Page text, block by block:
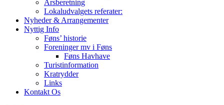
Årsberetning
Lokaludvalgets referater:
Nyheder & Arrangementer
Nyttig Info
Føns’ historie
Foreninger mv i Føns
Føns Havhave
Turistinformation
Kratrydder
Links
Kontakt Os